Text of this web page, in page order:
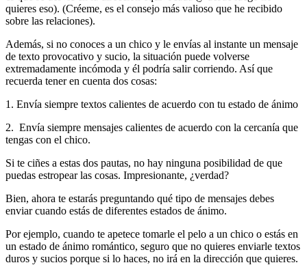
quieres eso). (Créeme, es el consejo más valioso que he recibido
sobre las relaciones).
Además, si no conoces a un chico y le envías al instante un mensaje
de texto provocativo y sucio, la situación puede volverse
extremadamente incómoda y él podría salir corriendo. Así que
recuerda tener en cuenta dos cosas:
1. Envía siempre textos calientes de acuerdo con tu estado de ánimo
2. Envía siempre mensajes calientes de acuerdo con la cercanía que
tengas con el chico.
Si te ciñes a estas dos pautas, no hay ninguna posibilidad de que
puedas estropear las cosas. Impresionante, ¿verdad?
Bien, ahora te estarás preguntando qué tipo de mensajes debes
enviar cuando estás de diferentes estados de ánimo.
Por ejemplo, cuando te apetece tomarle el pelo a un chico o estás en
un estado de ánimo romántico, seguro que no quieres enviarle textos
duros y sucios porque si lo haces, no irá en la dirección que quieres.